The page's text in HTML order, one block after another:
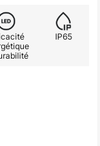
IP65